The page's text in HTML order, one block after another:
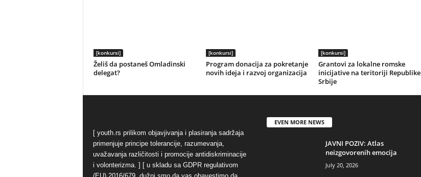
[konkursi]
Želiš da postaneš Omladinski
delegat?
[konkursi]
Program donacija za pokretanje
novih ideja i razvoj organizacija
[konkursi]
Grantovi za lokalne romske
inicijative na teritoriji Republike
Srbije
[ youth.rs prilikom objavjivanja i plasiranja sadržaja
primenjuje principe tolerancije, razumevanja,
uvažavanja različitosti i promocije antidiskriminacije
i volonterizma. ] [ u skladu sa GDPR regulativom
EVEN MORE NEWS
JAVNI POZIV: Atlas
neizgovorenih emocija
July 20, 2026